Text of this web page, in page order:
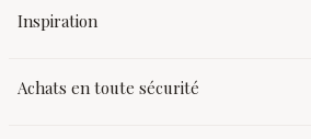
Inspiration
Achats en toute sécurité